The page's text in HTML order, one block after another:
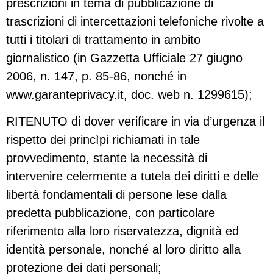
prescrizioni in tema di pubblicazione di
trascrizioni di intercettazioni telefoniche rivolte a
tutti i titolari di trattamento in ambito
giornalistico (in Gazzetta Ufficiale 27 giugno
2006, n. 147, p. 85-86, nonché in
www.garanteprivacy.it, doc. web n. 1299615);
RITENUTO di dover verificare in via d’urgenza il
rispetto dei princìpi richiamati in tale
provvedimento, stante la necessità di
intervenire celermente a tutela dei diritti e delle
libertà fondamentali di persone lese dalla
predetta pubblicazione, con particolare
riferimento alla loro riservatezza, dignità ed
identità personale, nonché al loro diritto alla
protezione dei dati personali;